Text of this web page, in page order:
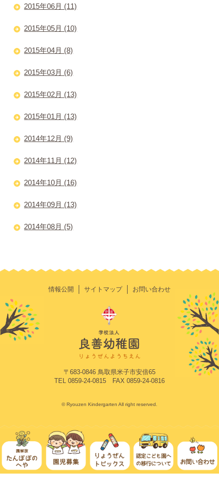
2015年06月 (11)
2015年05月 (10)
2015年04月 (8)
2015年03月 (6)
2015年02月 (13)
2015年01月 (13)
2014年12月 (9)
2014年11月 (12)
2014年10月 (16)
2014年09月 (13)
2014年08月 (5)
情報公開 サイトマップ お問い合わせ
〒683-0846 鳥取県米子市安倍65
TEL 0859-24-0815 FAX 0859-24-0816
© Ryouzen Kindergarten All right reserved.